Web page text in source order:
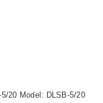
20 Model: DLSB-5/20